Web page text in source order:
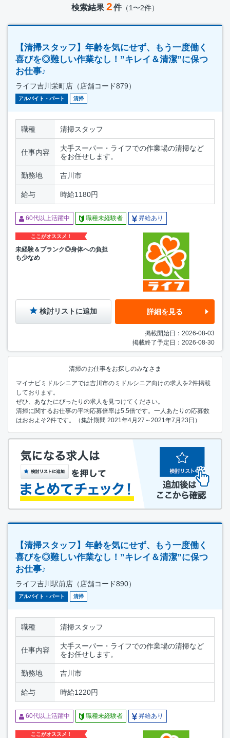
検索結果 2件（1〜2件）
【清掃スタッフ】年齢を気にせず、もう一度働く
喜びを◎難しい作業なし！”キレイ＆清潔”に保つ
お仕事♪
ライフ吉川栄町店（店舗コード879）
アルバイト・パート 清掃
職種 清掃スタッフ
仕事内容
大手スーパー・ライフでの作業場の清掃など
をお任せします。
勤務地 吉川市
給与 時給1180円
60代以上活躍中 職種未経験者 昇給あり
ここがオススメ！
未経験＆ブランク◎身体への負担
も少なめ
検討リストに追加 詳細を見る
掲載開始日：2026-08-03
掲載終了予定日：2026-08-30
清掃のお仕事をお探しのみなさま
マイナビミドルシニアでは吉川市のミドルシニア向けの求人を2件掲載
しております。
ぜひ、あなたにぴったりの求人を見つけてください。
清掃に関するお仕事の平均応募倍率は5.5倍です。一人あたりの応募数
はおおよそ2件です。（集計期間 2021年4月27～2021年7月23日）
【清掃スタッフ】年齢を気にせず、もう一度働く
喜びを◎難しい作業なし！”キレイ＆清潔”に保つ
お仕事♪
ライフ吉川駅前店（店舗コード890）
アルバイト・パート 清掃
職種 清掃スタッフ
仕事内容
大手スーパー・ライフでの作業場の清掃など
をお任せします。
勤務地 吉川市
給与 時給1220円
60代以上活躍中 職種未経験者 昇給あり
ここがオススメ！